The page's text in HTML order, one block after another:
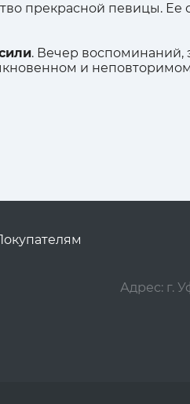
прекрасной певицы. Ее
. Вечер воспоминаний,
и
Адрес: г.